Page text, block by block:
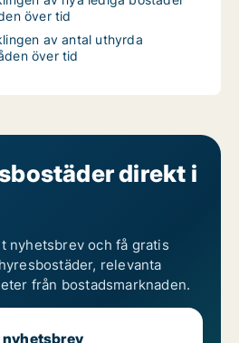
över tid
av antal uthyrda
över tid
direkt i
nyhetsbrev och få gratis
relevanta
från bostadsmarknaden.
nyhetsbrev